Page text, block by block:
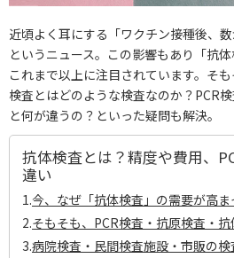
近頃よく耳にする「ワクチン接種後、
というニュース。この影響もあり「抗
これまで以上に注目されています。そ
検査とはどのような検査なのか？PCR
と何が違うの？といった疑問も解決。
抗体検査とは？精度や費用、
違い
1.今、なぜ「抗体検査」の需要が高ま
2.そもそも、PCR検査・抗原検査・
3.病院検査・民間検査施設・市販の